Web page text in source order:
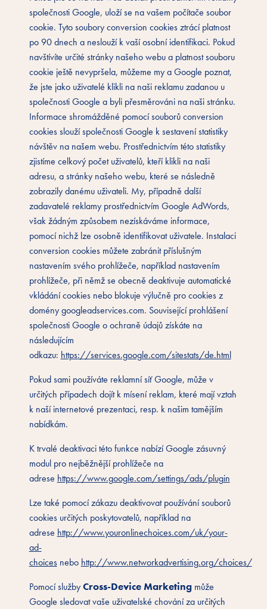
společnosti Google, uloží se na vašem počítače soubor
cookie. Tyto soubory conversion cookies ztrácí platnost
po 90 dnech a neslouží k vaší osobní identifikaci. Pokud
navštívíte určité stránky našeho webu a platnost souboru
cookie ještě nevypršela, můžeme my a Google poznat,
že jste jako uživatelé klikli na naši reklamu zadanou u
společnosti Google a byli přesměrováni na naši stránku.
Informace shromážděné pomocí souborů conversion
cookies slouží společnosti Google k sestavení statistiky
návštěv na našem webu. Prostřednictvím této statistiky
zjistíme celkový počet uživatelů, kteří klikli na naši
adresu, a stránky našeho webu, které se následně
zobrazily danému uživateli. My, případně další
zadavatelé reklamy prostřednictvím Google AdWords,
však žádným způsobem nezískáváme informace,
pomocí nichž lze osobně identifikovat uživatele. Instalaci
conversion cookies můžete zabránit příslušným
nastavením svého prohlížeče, například nastavením
prohlížeče, při němž se obecně deaktivuje automatické
vkládání cookies nebo blokuje výlučně pro cookies z
domény googleadservices.com. Související prohlášení
společnosti Google o ochraně údajů získáte na
následujícím
odkazu: https://services.google.com/sitestats/de.html
Pokud sami používáte reklamní síť Google, může v
určitých případech dojít k mísení reklam, které mají vztah
k naší internetové prezentaci, resp. k našim tamějším
nabídkám.
K trvalé deaktivaci této funkce nabízí Google zásuvný
modul pro nejběžnější prohlížeče na
adrese https://www.google.com/settings/ads/plugin
Lze také pomocí zákazu deaktivovat používání souborů
cookies určitých poskytovatelů, například na
adrese http://www.youronlinechoices.com/uk/your-
ad-
choicesnebo http://www.networkadvertising.org/choices/
Pomocí službyCross-Device Marketingmůže
Google sledovat vaše uživatelské chování za určitých